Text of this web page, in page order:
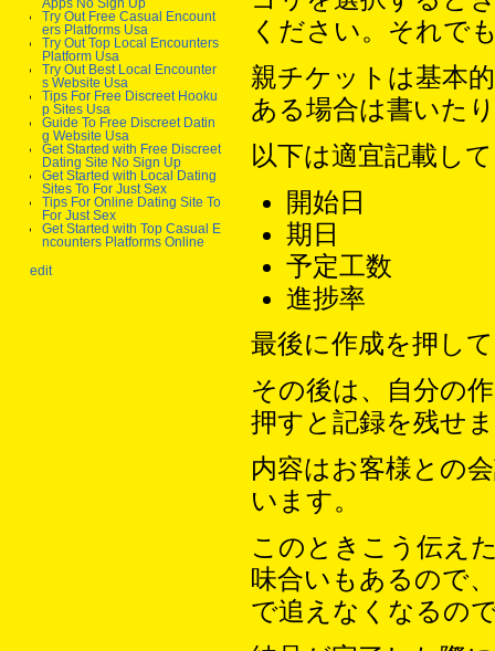
Apps No Sign Up
Try Out Free Casual Encount
ers Platforms Usa
Try Out Top Local Encounters
Platform Usa
Try Out Best Local Encounter
s Website Usa
Tips For Free Discreet Hooku
p Sites Usa
Guide To Free Discreet Datin
g Website Usa
Get Started with Free Discreet
Dating Site No Sign Up
Get Started with Local Dating
Sites To For Just Sex
Tips For Online Dating Site To
For Just Sex
Get Started with Top Casual E
ncounters Platforms Online
edit
ください。それで
親チケットは基本
ある場合は書いた
以下は適宜記載し
開始日
期日
予定工数
進捗率
最後に作成を押し
その後は、自分の
押すと記録を残せ
内容はお客様との
います。
このときこう伝え
味合いもあるので
で追えなくなるの